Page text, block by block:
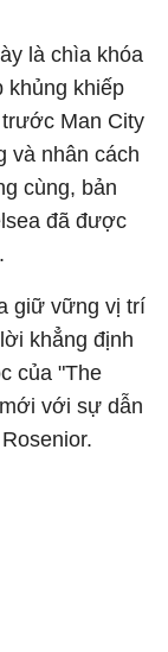
là chìa khóa
khiếp
Man City
và nhân cách
cùng, bản
đã được
giữ vững vị trí
khẳng định
của "The
với sự dẫn